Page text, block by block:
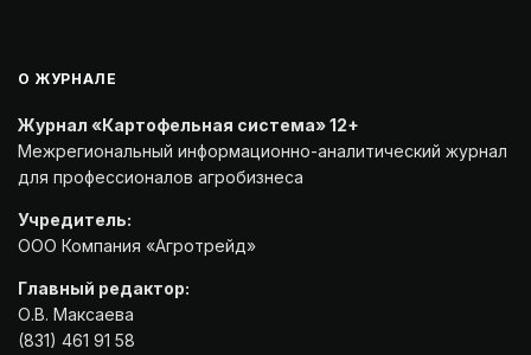
О ЖУРНАЛЕ
Журнал «Картофельная система» 12+
Межрегиональный информационно-аналитический журнал
для профессионалов агробизнеса
Учредитель:
ООО Компания «Агротрейд»
Главный редактор:
О.В. Максаева
(831) 461 91 58